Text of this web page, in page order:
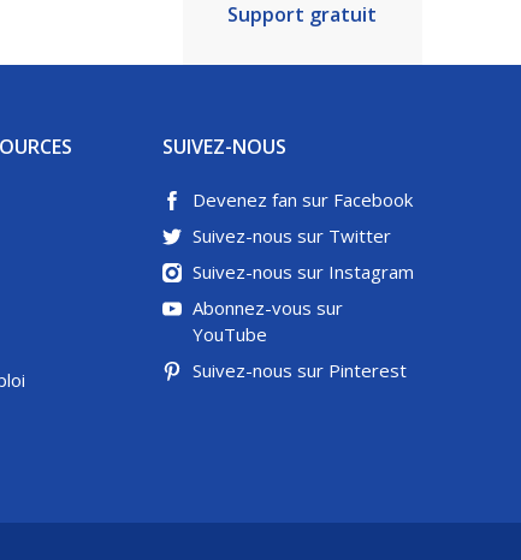
Support gratuit
SUIVEZ-NOUS
Devenez fan sur Facebook
Suivez-nous sur Twitter
Suivez-nous sur Instagram
Abonnez-vous sur
YouTube
Suivez-nous sur Pinterest